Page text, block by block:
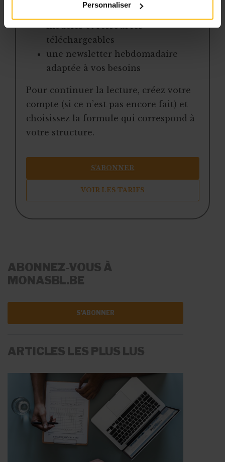
Personnaliser
une boîte à outils avec des
modèles et ressources
téléchargeables
une newsletter hebdomadaire
adaptée à vos besoins
Pour continuer la lecture, créez votre
compte (si ce n’est pas encore fait) et
choisissez la formule qui correspond à
votre structure.
S’ABONNER
VOIR LES TARIFS
ABONNEZ-VOUS À
MONASBL.BE
S'ABONNER
ARTICLES LES PLUS LUS
LA RÉMUNÉRATION
LES AIDES À L'EMPLOI